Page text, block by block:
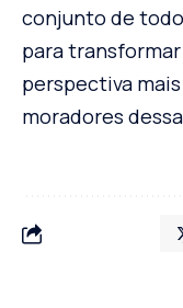
conjunto de
para
perspectiva
moradores